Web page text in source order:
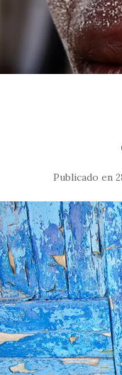
Publicado en